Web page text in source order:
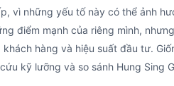
vì những yếu tố này có thể ảnh
điểm mạnh của riêng mình,
hàng và hiệu suất đầu tư.
kỹ lưỡng và so sánh Hung Sing